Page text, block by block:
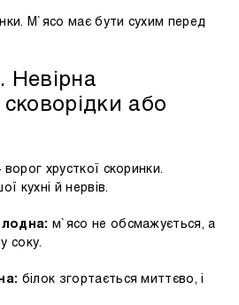
М`ясо має бути сухим перед
Невірна
або
хрусткої скоринки.
кухні й нервів.
м`ясо не обсмажується, а
соку.
білок згортається миттєво, і